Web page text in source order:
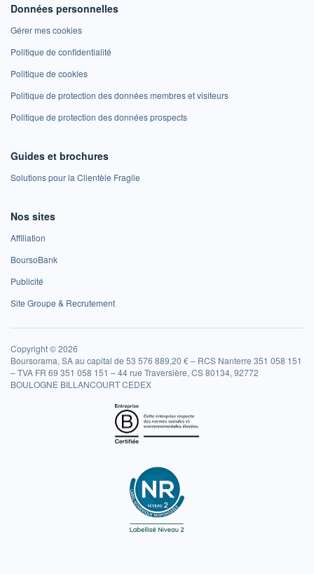
Données personnelles
Gérer mes cookies
Politique de confidentialité
Politique de cookies
Politique de protection des données membres et visiteurs
Politique de protection des données prospects
Guides et brochures
Solutions pour la Clientèle Fragile
Nos sites
Affiliation
BoursoBank
Publicité
Site Groupe & Recrutement
Copyright © 2026
Boursorama, SA au capital de 53 576 889,20 € – RCS Nanterre 351 058 151
– TVA FR 69 351 058 151 – 44 rue Traversière, CS 80134, 92772
BOULOGNE BILLANCOURT CEDEX